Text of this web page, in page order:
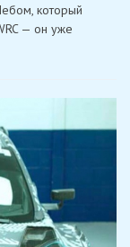
который
— он уже